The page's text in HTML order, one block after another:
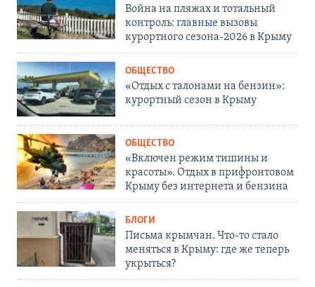
Война на пляжах и тотальный
контроль: главные вызовы
курортного сезона-2026 в Крыму
ОБЩЕСТВО
«Отдых с талонами на бензин»:
курортный сезон в Крыму
ОБЩЕСТВО
«Включен режим тишины и
красоты». Отдых в прифронтовом
Крыму без интернета и бензина
БЛОГИ
Письма крымчан. Что-то стало
меняться в Крыму: где же теперь
укрыться?